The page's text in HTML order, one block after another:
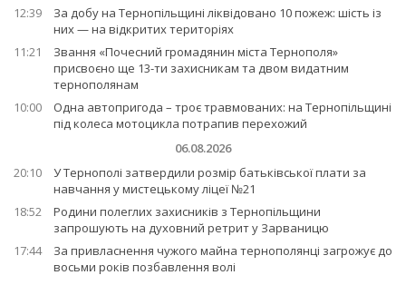
12:39
За добу на Тернопільщині ліквідовано 10 пожеж: шість із
них — на відкритих територіях
11:21
Звання «Почесний громадянин міста Тернополя»
присвоєно ще 13-ти захисникам та двом видатним
тернополянам
10:00
Одна автопригода – троє травмованих: на Тернопільщині
під колеса мотоцикла потрапив перехожий
06.08.2026
20:10
У Тернополі затвердили розмір батьківської плати за
навчання у мистецькому ліцеї №21
18:52
Родини полеглих захисників з Тернопільщини
запрошують на духовний ретрит у Зарваницю
17:44
За привласнення чужого майна тернополянці загрожує до
восьми років позбавлення волі